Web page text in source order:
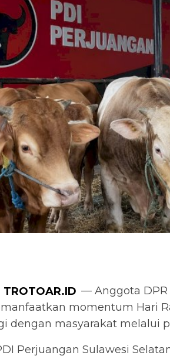
TROTOAR.ID — Anggota DPR
momentum Hari
dengan masyarakat melalui
Perjuangan Sulawesi